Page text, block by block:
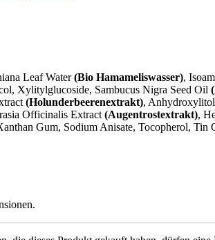
Leaf Water(Bio Hamameliswasser),
Xylitylglucoside, Sambucus Nigra Seed Oil
(Holunderbeerenextrakt),
Officinalis Extract (Augentrostextrakt),
Gum, Sodium Anisate, Tocopherol, Tin